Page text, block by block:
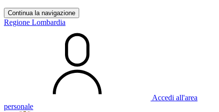
Continua la navigazione
Regione Lombardia
Accedi all'area
personale